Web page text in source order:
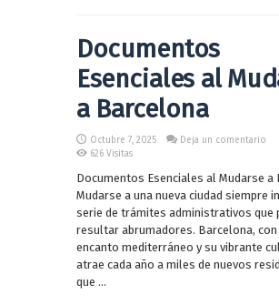
Documentos
Esenciales al
a Barcelona
Octubre 7, 2025
Deja un comentario
626 Visitas
Documentos Esenciales al Mudarse a
Mudarse a una nueva ciudad siempre
serie de trámites administrativos que
resultar abrumadores. Barcelona, con
encanto mediterráneo y su vibrante
atrae cada año a miles de nuevos
que ...